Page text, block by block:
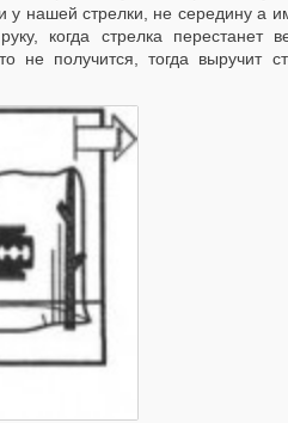
у нашей стрелки, не середину а
когда стрелка перестанет
не получится, тогда выручит